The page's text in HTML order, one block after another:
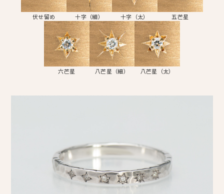
伏せ留め 十字（細） 十字（太） 五芒星
六芒星 八芒星（細） 八芒星（太）